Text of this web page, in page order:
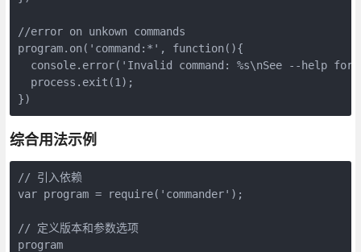
//error on unkown commands
program.on('command:*', function(){
console.error('Invalid command: %s\nSee --help
  process.exit(1);
})
综合用法示例
// 引入依赖
var program = require('commander');
// 定义版本和参数选项
program